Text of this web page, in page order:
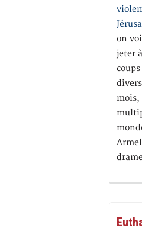
on
jeter
mois,